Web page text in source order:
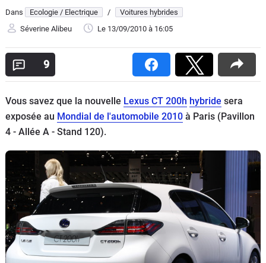
Guide
d'achat
Electriques
Utilitaires
Flottes
Auto
Services
Forum
Moto
Marques
Dans Ecologie / Electrique /
Voitures hybrides
Séverine Alibeu
Le 13/09/2010 à 16:05
9
Vous savez que la nouvelle Lexus CT 200h hybride sera
exposée au Mondial de l'automobile 2010 à Paris (Pavillon
4 - Allée A - Stand 120).